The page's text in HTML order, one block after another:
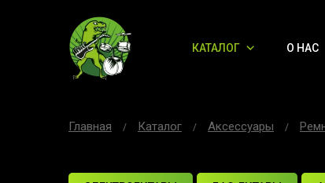
КАТАЛОГ О НАС
Главная Каталог Аксессуары